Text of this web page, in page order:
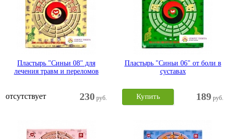
Пластырь "Синьи 08" для
лечения травм и переломов
230 руб.
отсутствует
Пластырь "Синьи 06" от боли в
суставах
189 руб.
Купить